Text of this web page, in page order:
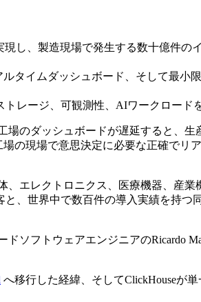
し、製造現場で発生する数十億件の
タイムダッシュボード、そして最小
レージ、可観測性、AIワークロード
のダッシュボードが遅延すると、
の現場で意思決定に必要な正確でリ
エレクトロニクス、医療機器、産
、世界中で数百件の導入実績を持つ
ソフトウェアエンジニアのRicardo
へ移行した経緯、そしてClickHouseが